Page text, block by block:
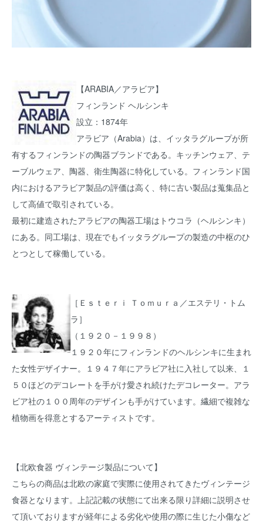
【ARABIA／アラビア】
フィンランド ヘルシンキ
設立：1874年
アラビア（Arabia）は、イッタラグループが所
有するフィンランドの陶器ブランドである。キッチンウェア、テ
ーブルウェア、陶器、衛生陶器に特化している。フィンランド国
内におけるアラビア製品の評価は高く、特に古い製品は蒐集品と
して高値で取引されている。
最初に建造されたアラビアの陶器工場はトウコラ（ヘルシンキ）
にある。同工場は、現在でもイッタラグループの製造の中枢のひ
とつとして稼働している。
［Ｅｓｔｅｒｉ Ｔｏｍｕｒａ／エステリ・トム
ラ］
（１９２０－１９９８）
１９２０年にフィンランドのヘルシンキに生まれ
た女性デザイナー。１９４７年にアラビア社に入社して以来、１
５０ほどのデコレートを手がけ愛され続けたデコレーター。アラ
ビア社の１００周年のデザインも手がけています。繊細で複雑な
植物画を得意とするアーティストです。
【北欧食器 ヴィンテージ製品について】
こちらの商品は北欧の家庭で実際に使用されてきたヴィンテージ
食器となります。上記記載の状態にて出来る限り詳細に説明させ
て頂いておりますが経年による劣化や使用の際に生じた小傷など